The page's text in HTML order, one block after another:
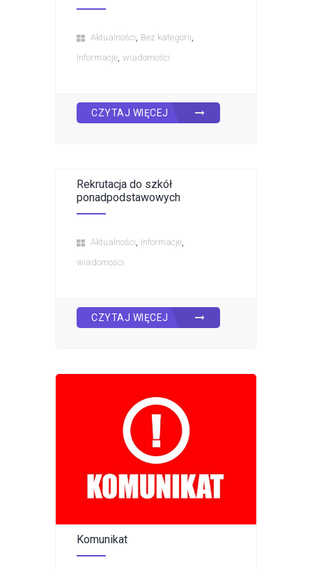
Aktualności Bez kategorii
Informacje wiadomości
CZYTAJ WIĘCEJ
Rekrutacja do szkół
ponadpodstawowych
Aktualności Informacje
wiadomości
CZYTAJ WIĘCEJ
Komunikat